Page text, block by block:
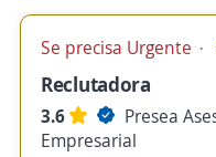
Se precisa Urgente
Reclutadora
3.6
Presea
Empresarial